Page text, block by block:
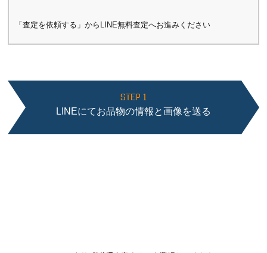
「査定を依頼する」からLINE無料査定へお進みください
STEP 1
LINEにてお品物の情報と画像を送る